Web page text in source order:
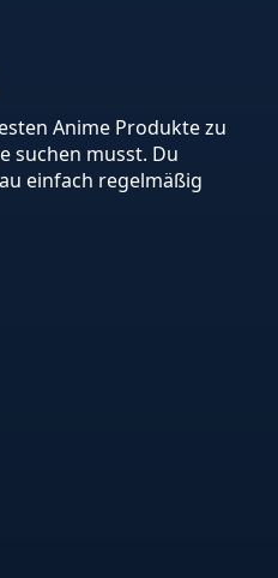
Anime Produkte zu
suchen musst. Du
einfach regelmäßig